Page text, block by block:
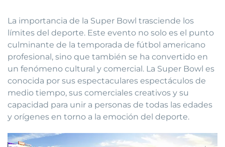
La importancia de la Super Bowl trasciende los
límites del deporte. Este evento no solo es el punto
culminante de la temporada de fútbol americano
profesional, sino que también se ha convertido en
un fenómeno cultural y comercial. La Super Bowl es
conocida por sus espectaculares espectáculos de
medio tiempo, sus comerciales creativos y su
capacidad para unir a personas de todas las edades
y orígenes en torno a la emoción del deporte.